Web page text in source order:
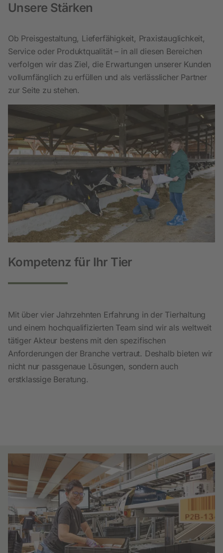
Unsere Stärken
Ob Preisgestaltung, Lieferfähigkeit, Praxistauglichkeit,
Service oder Produktqualität – in all diesen Bereichen
verfolgen wir das Ziel, die Erwartungen unserer Kunden
vollumfänglich zu erfüllen und als verlässlicher Partner
zur Seite zu stehen.
Kompetenz für Ihr Tier
Mit über vier Jahrzehnten Erfahrung in der Tierhaltung
und einem hochqualifizierten Team sind wir als weltweit
tätiger Akteur bestens mit den spezifischen
Anforderungen der Branche vertraut. Deshalb bieten wir
nicht nur passgenaue Lösungen, sondern auch
erstklassige Beratung.